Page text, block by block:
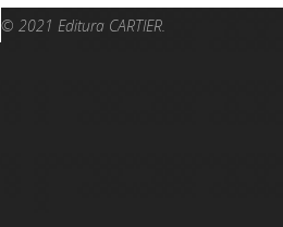
© 2021 Editura CARTIER.